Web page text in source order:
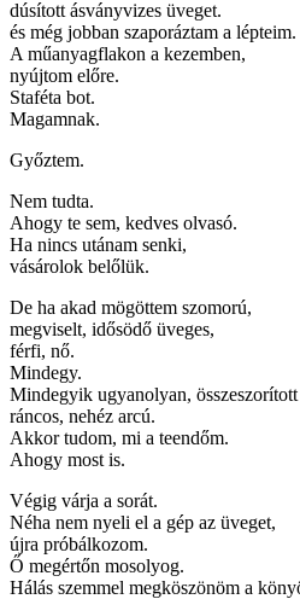
dúsított ásványvizes üveget.
és még jobban szaporáztam a lépteim.
A műanyagflakon a kezemben,
nyújtom előre.
Staféta bot.
Magamnak.
Győztem.
Nem tudta.
Ahogy te sem, kedves olvasó.
Ha nincs utánam senki,
vásárolok belőlük.
De ha akad mögöttem szomorú,
megviselt, idősödő üveges,
férfi, nő.
Mindegy.
Mindegyik ugyanolyan,
ráncos, nehéz arcú.
Akkor tudom, mi a teendőm.
Ahogy most is.
Végig várja a sorát.
Néha nem nyeli el a gép az üveget,
újra próbálkozom.
Ő megértőn mosolyog.
Hálás szemmel megköszönöm a